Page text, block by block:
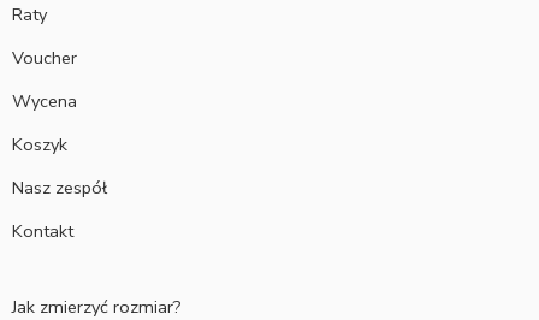
Raty
Voucher
Wycena
Koszyk
Nasz zespół
Kontakt
Jak zmierzyć rozmiar?